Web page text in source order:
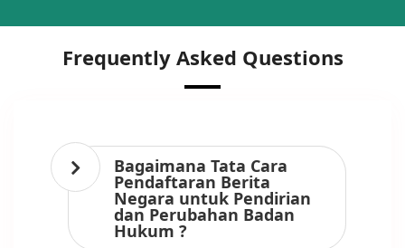
Frequently Asked Questions
Bagaimana Tata Cara
Pendaftaran Berita
Negara untuk Pendirian
dan Perubahan Badan
Hukum ?